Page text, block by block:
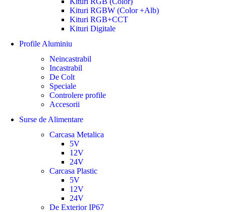
Kituri RGBW (Color +Alb)
Kituri RGB+CCT
Kituri Digitale
Profile Aluminiu
Neincastrabil
Incastrabil
De Colt
Speciale
Controlere profile
Accesorii
Surse de Alimentare
Carcasa Metalica
5V
12V
24V
Carcasa Plastic
5V
12V
24V
De Exterior IP67